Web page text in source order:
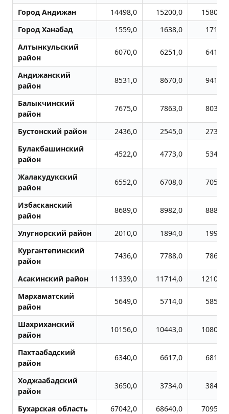
Город Андижан 14498,0 15200,0
15806,0
Город Ханабад
1559,0 1638,0
1710,0
Алтынкульский
район
6070,0 6251,0 6410,0
Андижанский
район
8531,0 8670,0 9416,0
Балыкчинский
район
7675,0 7863,0 8032,0
Бустонский район 2436,0 2545,0
2733,0
Булакбашинский
район
4522,0 4773,0 5344,0
Жалакудукский
район
6552,0 6708,0 7050,0
Избасканский
район
8689,0 8982,0 8884,0
Улугноpский район 2010,0 1894,0
1998,0
Кургантепинский
район
7436,0 7788,0 7867,0
Асакинский район 11339,0 11714,0
12106,0
Мархаматский
район
5649,0 5714,0 5854,0
Шахриханский
район
10156,0 10443,0 10805,0
Пахтаабадский
район
6340,0 6617,0 6810,0
Ходжаабадский
район
3650,0 3734,0 3843,0
Бухарская область 67042,0 68640,0
70955,0